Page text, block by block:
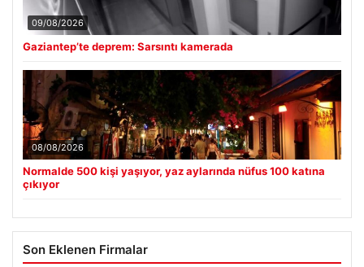
09/08/2026
Gaziantep’te deprem: Sarsıntı kamerada
08/08/2026
Normalde 500 kişi yaşıyor, yaz aylarında nüfus 100 katına
çıkıyor
Son Eklenen Firmalar